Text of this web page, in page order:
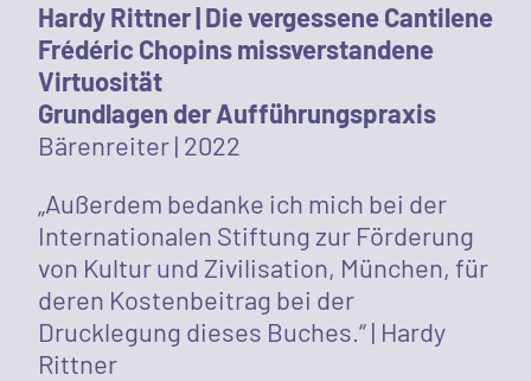
Hardy Rittner |Die vergessene Cantilene
Frédéric Chopins missverstandene
Virtuosität
Grundlagen der Aufführungspraxis
Bärenreiter | 2022
„Außerdem bedanke ich mich bei der
Internationalen Stiftung zur Förderung
von Kultur und Zivilisation, München, für
deren Kostenbeitrag bei der
Drucklegung dieses Buches.“ | Hardy
Rittner